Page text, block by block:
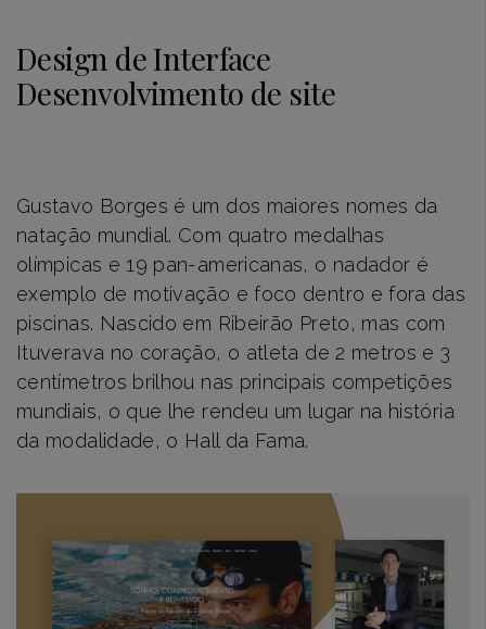
Design de Interface
Desenvolvimento de site
Gustavo Borges é um dos maiores nomes da
natação mundial. Com quatro medalhas
olímpicas e 19 pan-americanas, o nadador é
exemplo de motivação e foco dentro e fora das
piscinas. Nascido em Ribeirão Preto, mas com
Ituverava no coração, o atleta de 2 metros e 3
centímetros brilhou nas principais competições
mundiais, o que lhe rendeu um lugar na história
da modalidade, o Hall da Fama.